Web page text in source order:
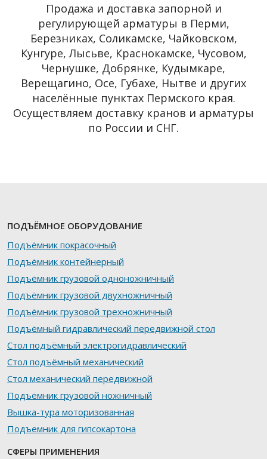
Продажа и доставка запорной и
регулирующей арматуры в Перми,
Березниках, Соликамске, Чайковском,
Кунгуре, Лысьве, Краснокамске, Чусовом,
Чернушке, Добрянке, Кудымкаре,
Верещагино, Осе, Губахе, Нытве и других
населённые пунктах Пермского края.
Осуществляем доставку кранов и арматуры
по России и СНГ.
ПОДЪЁМНОЕ ОБОРУДОВАНИЕ
Подъёмник покрасочный
Подъёмник контейнерный
Подъёмник грузовой одноножничный
Подъёмник грузовой двухножничный
Подъёмник грузовой трехножничный
Подъёмный гидравлический передвижной стол
Стол подъёмный электрогидравлический
Стол подъёмный механический
Стол механический передвижной
Подъёмник грузовой ножничный
Вышка-тура моторизованная
Подъемник для гипсокартона
СФЕРЫ ПРИМЕНЕНИЯ